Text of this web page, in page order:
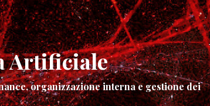
Artificiale
organizzazione interna e gestione dei